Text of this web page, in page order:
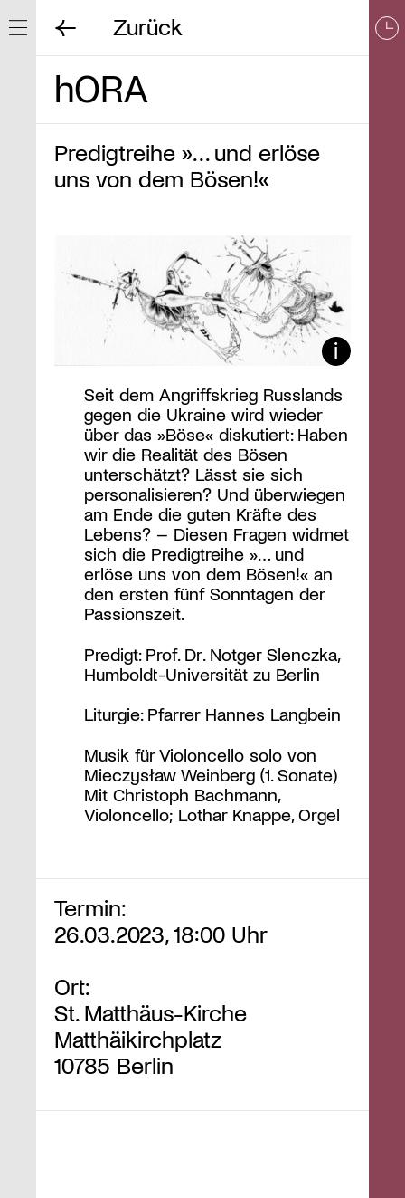
Navigation ein/ausblenden
Zurück
hORA
Predigtreihe »… und erlöse
uns von dem Bösen!«
Seit dem Angriffskrieg Russlands
gegen die Ukraine wird wieder
über das »Böse« diskutiert: Haben
wir die Realität des Bösen
unterschätzt? Lässt sie sich
personalisieren? Und überwiegen
am Ende die guten Kräfte des
Lebens? – Diesen Fragen widmet
sich die Predigtreihe »… und
erlöse uns von dem Bösen!« an
den ersten fünf Sonntagen der
Passionszeit.
Predigt: Prof. Dr. Notger Slenczka,
Humboldt-Universität zu Berlin
Liturgie: Pfarrer Hannes Langbein
Musik für Violoncello solo von
Mieczysław Weinberg (1. Sonate)
Mit Christoph Bachmann,
Violoncello; Lothar Knappe, Orgel
Termin:
26.03.2023, 18:00 Uhr
Ort:
St. Matthäus-Kirche
Matthäikirchplatz
10785 Berlin